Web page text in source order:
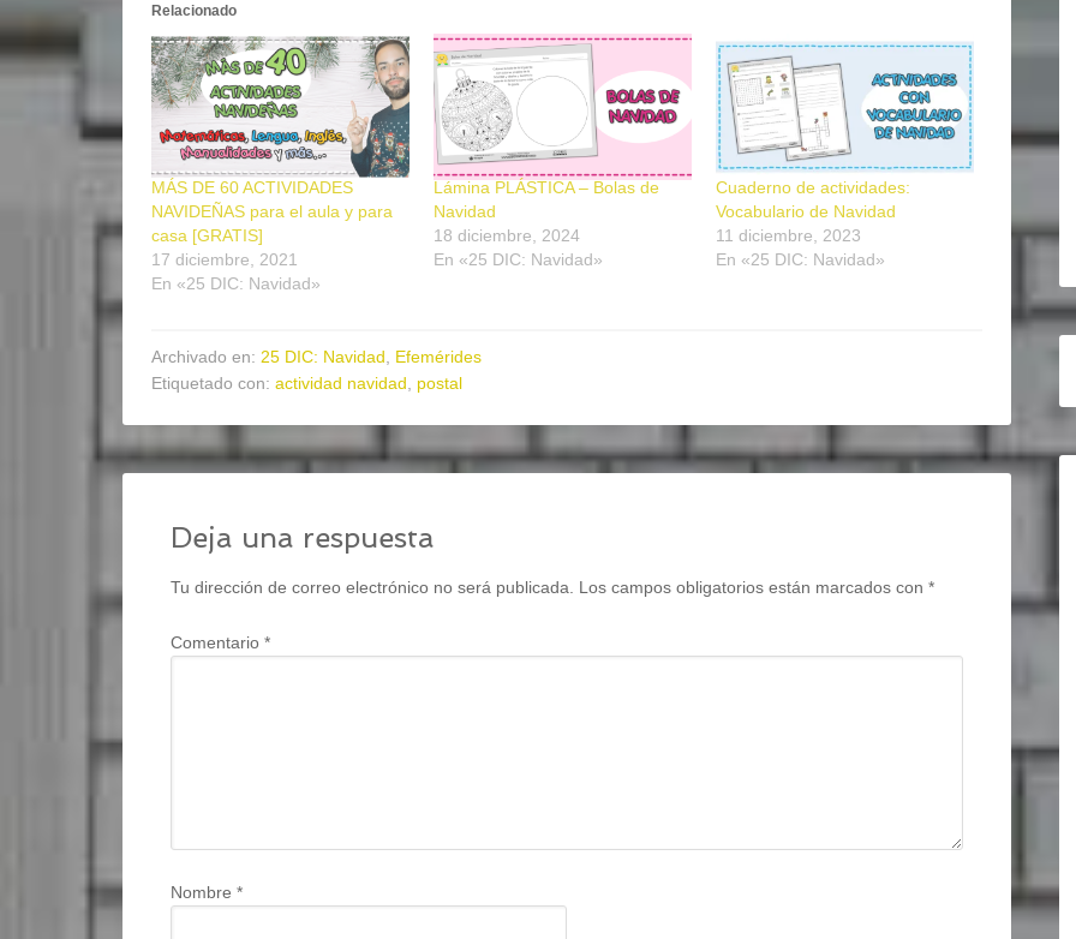
Relacionado
MÁS DE 60 ACTIVIDADES
NAVIDEÑAS para el aula y para
casa [GRATIS]
17 diciembre, 2021
En «25 DIC: Navidad»
Lámina PLÁSTICA – Bolas de
Navidad
18 diciembre, 2024
En «25 DIC: Navidad»
Cuaderno de actividades:
Vocabulario de Navidad
11 diciembre, 2023
En «25 DIC: Navidad»
Archivado en: 25 DIC: Navidad, Efemérides
Etiquetado con: actividad navidad, postal
Deja una respuesta
Tu dirección de correo electrónico no será publicada. Los campos obligatorios están marcados con *
Comentario *
Nombre *